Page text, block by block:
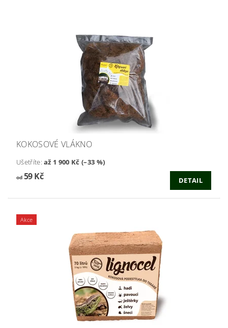
KOKOSOVÉ VLÁKNO
Ušetříte:až 1 900 Kč (–33 %)
od59 Kč DETAIL
Akce